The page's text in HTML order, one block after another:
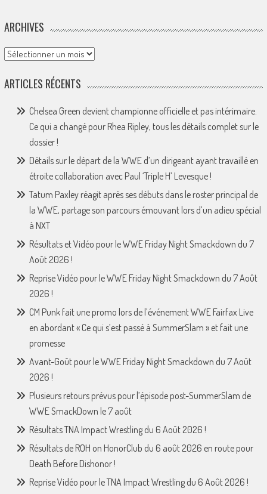
ARCHIVES
Archives
ARTICLES RÉCENTS
Chelsea Green devient championne officielle et pas intérimaire.
Ce qui a changé pour Rhea Ripley, tous les détails complet sur le
dossier !
Détails sur le départ de la WWE d’un dirigeant ayant travaillé en
étroite collaboration avec Paul ‘Triple H’ Levesque !
Tatum Paxley réagit après ses débuts dans le roster principal de
la WWE, partage son parcours émouvant lors d’un adieu spécial
à NXT
Résultats et Vidéo pour le WWE Friday Night Smackdown du 7
Août 2026 !
Reprise Vidéo pour le WWE Friday Night Smackdown du 7 Août
2026 !
CM Punk fait une promo lors de l’événement WWE Fairfax Live
en abordant « Ce qui s’est passé à SummerSlam » et fait une
promesse
Avant-Goût pour le WWE Friday Night Smackdown du 7 Août
2026 !
Plusieurs retours prévus pour l’épisode post-SummerSlam de
WWE SmackDown le 7 août
Résultats TNA Impact Wrestling du 6 Août 2026 !
Résultats de ROH on HonorClub du 6 août 2026 en route pour
Death Before Dishonor !
Reprise Vidéo pour le TNA Impact Wrestling du 6 Août 2026 !